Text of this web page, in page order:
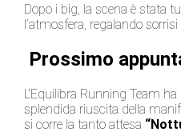
Dopo i big, la scena è stata
l’atmosfera, regalando
Prossimo
L’Equilibra Running Team
splendida riuscita della
si corre la tanto attesa